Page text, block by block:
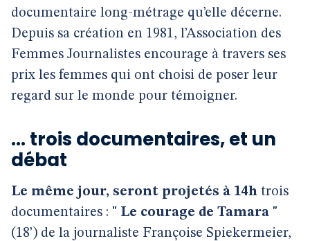
documentaire long-métrage qu’elle décerne.
Depuis sa création en 1981, l’Association des
Femmes Journalistes encourage à travers ses
prix les femmes qui ont choisi de poser leur
regard sur le monde pour témoigner.
... trois documentaires, et un
débat
Le même jour, seront projetés à 14h trois
documentaires : " Le courage de Tamara "
(18’) de la journaliste Françoise Spiekermeier,